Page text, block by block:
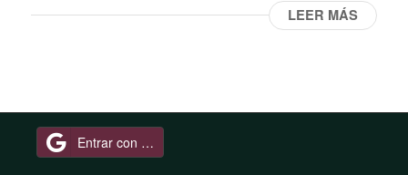
LEER MÁS
Entrar con Google